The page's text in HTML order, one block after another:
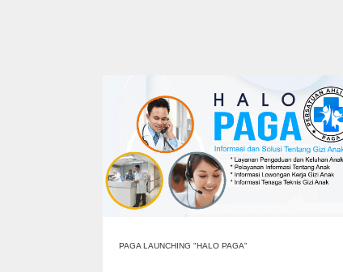
PAGA LAUNCHING "HALO PAGA"